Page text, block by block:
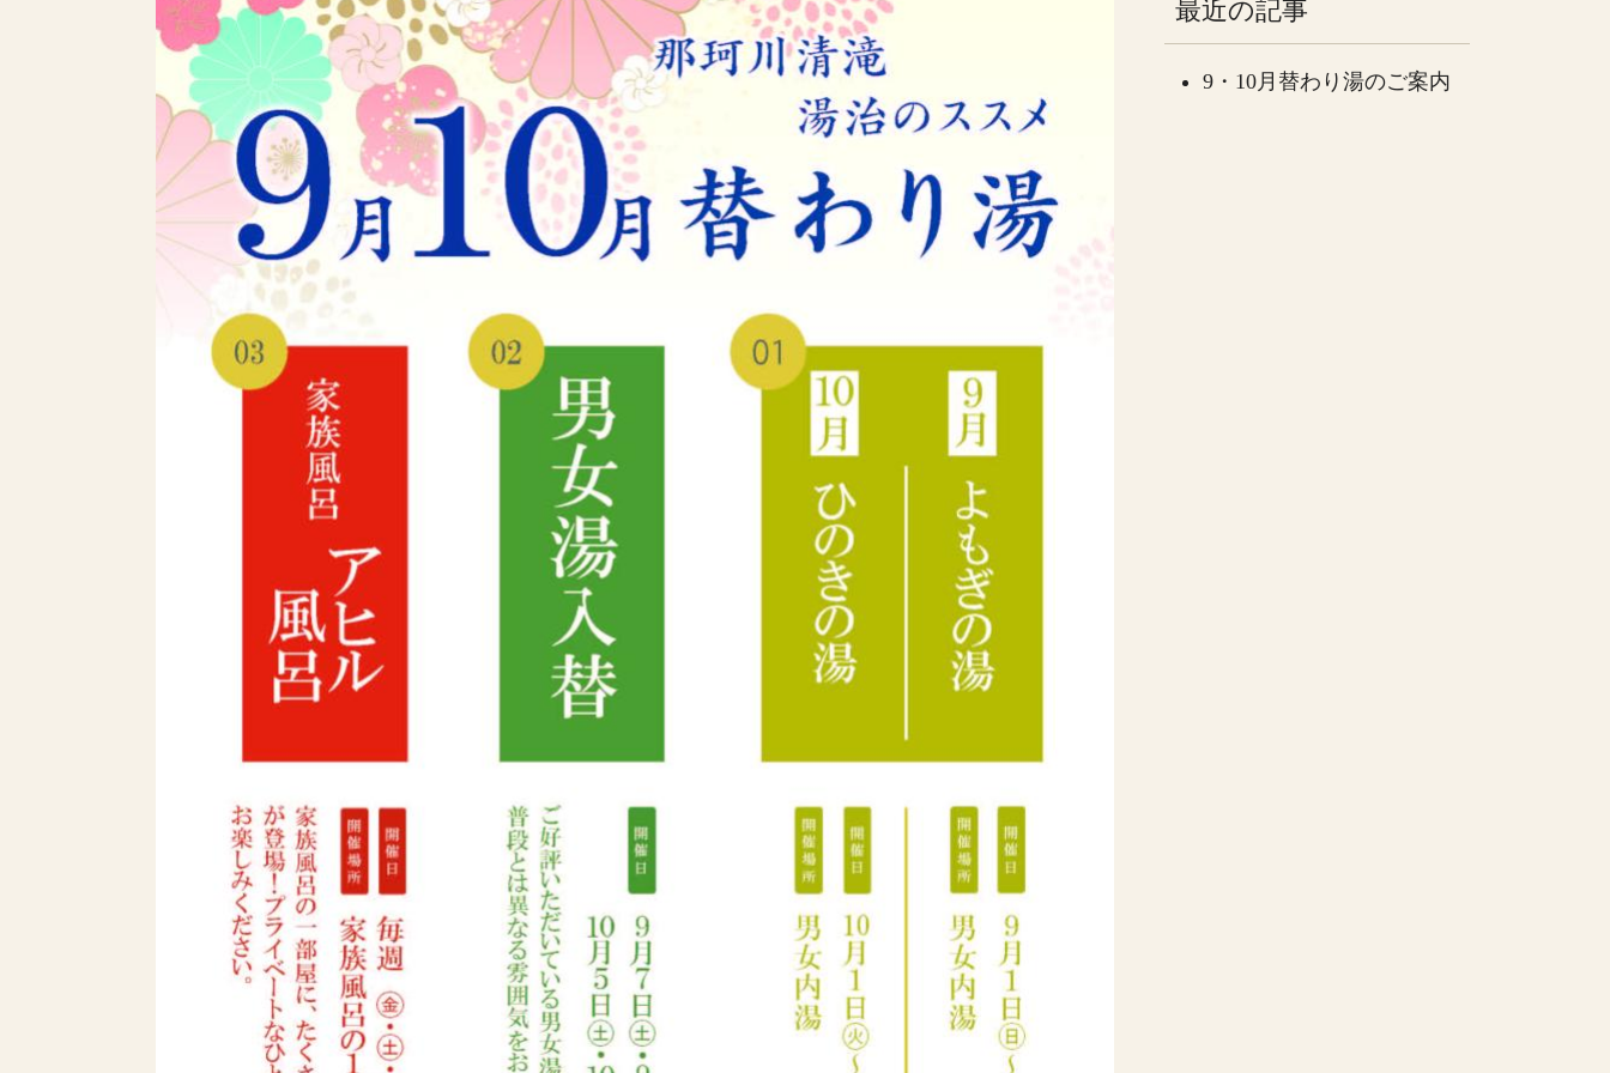
最近の記事
9・10月替わり湯のご案内